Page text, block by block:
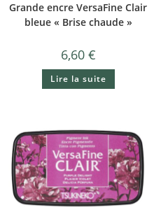
Grande encre VersaFine Clair
bleue « Brise chaude »
6,60 €
Lire la suite